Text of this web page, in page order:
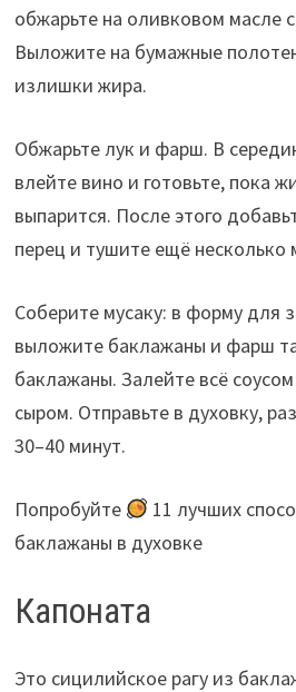
обжарьте на оливковом масле
Выложите на бумажные
излишки жира.
Обжарьте лук и фарш. В
влейте вино и готовьте, пока
выпарится. После этого
перец и тушите ещё несколько
Соберите мусаку: в форму для
выложите баклажаны и фарш
баклажаны. Залейте всё
сыром. Отправьте в духовку,
30–40 минут.
Попробуйте
11 лучших
баклажаны в духовке
Капоната
Это сицилийское рагу из